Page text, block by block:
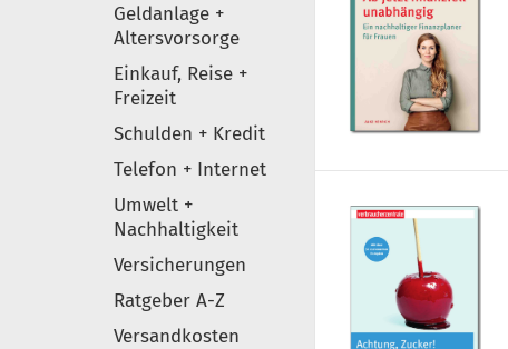
Geldanlage +
Altersvorsorge
Einkauf, Reise +
Freizeit
Schulden + Kredit
Telefon + Internet
Umwelt +
Nachhaltigkeit
Versicherungen
Ratgeber A-Z
Versandkosten